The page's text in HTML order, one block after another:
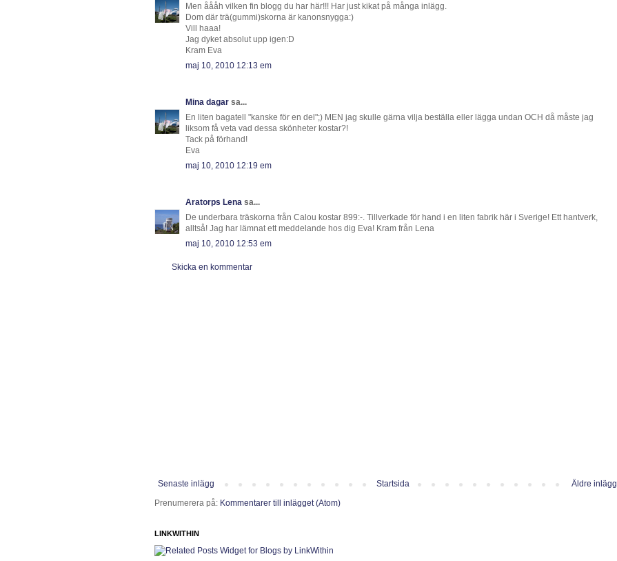
Men åååh vilken fin blogg du har här!!! Har just kikat på många inlägg.
Dom där trä(gummi)skorna är kanonsnygga:)
Vill haaa!
Jag dyket absolut upp igen:D
Kram Eva
maj 10, 2010 12:13 em
Mina dagar sa...
En liten bagatell "kanske för en del";) MEN jag skulle gärna vilja beställa eller lägga undan OCH då måste jag
liksom få veta vad dessa skönheter kostar?!
Tack på förhand!
Eva
maj 10, 2010 12:19 em
Aratorps Lena sa...
De underbara träskorna från Calou kostar 899:-. Tillverkade för hand i en liten fabrik här i Sverige! Ett hantverk,
alltså! Jag har lämnat ett meddelande hos dig Eva! Kram från Lena
maj 10, 2010 12:53 em
Skicka en kommentar
Senaste inlägg Äldre inlägg
Startsida
Prenumerera på: Kommentarer till inlägget (Atom)
LINKWITHIN